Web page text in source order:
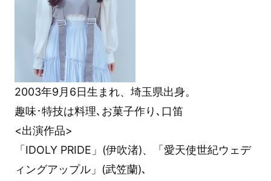
2003年9月6日生まれ、埼玉県出身。
趣味･特技は料理､お菓子作り､口笛
<出演作品>
「IDOLY PRIDE」(伊吹渚)、「愛天使世紀ウェデ
ィングアップル」(武笠蘭)､